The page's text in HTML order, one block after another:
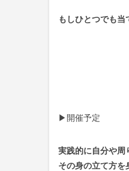
もしひとつでも
▶︎開催予定
実践的に自分や周
その身の立て方を